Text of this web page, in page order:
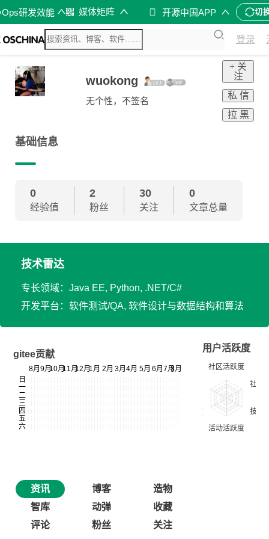
研发效能 媒体矩阵 开源中国APP 切
登录
wuokong
无个性，不签名
+ 关
注
私 信
拉 黑
基础信息
0
经验值
2
粉丝
30
关注
0
文章总量
技术雷达
专长领域：Java EE, Python, .NET/C#
开发平台：软件测试/QA, 软件设计与数据结构和算法
gitee贡献
用户活跃度
资讯 博客
造物
智库
动弹
收藏
评论
粉丝 关注